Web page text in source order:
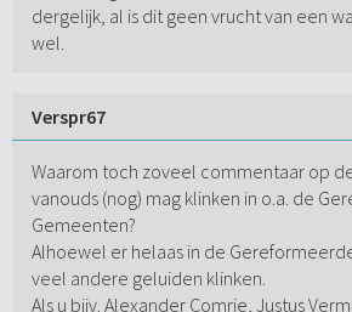
dergelijk, al is dit geen vrucht van een
wel.
Verspr67
Waarom toch zoveel commentaar op
vanouds (nog) mag klinken in o.a. de
Gemeenten?
Alhoewel er helaas in de
veel andere geluiden klinken.
Als u bijv. Alexander Comrie, Justus